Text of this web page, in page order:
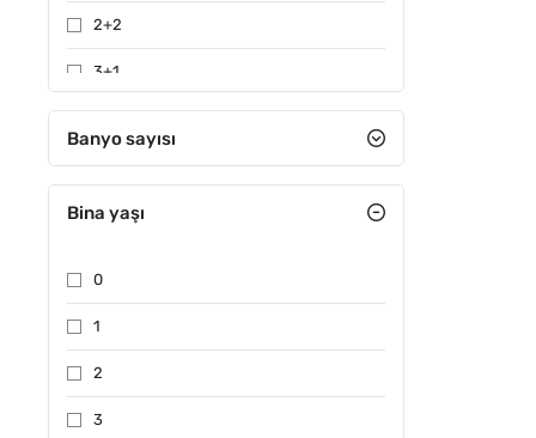
2+2
3+1
4+1
4+2
4+4
5+1
5+2
Banyo sayısı
Bina yaşı
0
1
2
3